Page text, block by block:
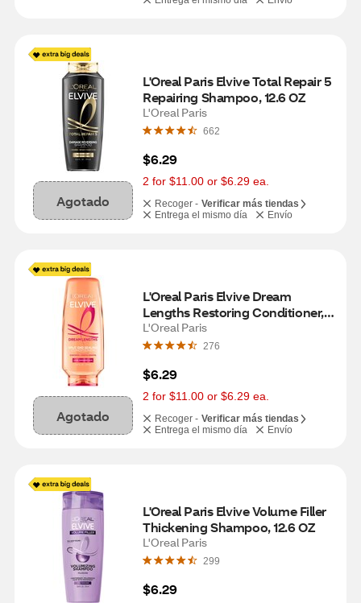
Agotado
L'Oreal Paris Elvive Total Repair 5
Repairing Shampoo, 12.6 OZ
L'Oreal Paris
662
$6.29
2 for $11.00 or $6.29 ea.
Recoger - Verificar más tiendas
Entrega el mismo día
Envío
Agotado
L'Oreal Paris Elvive Dream
Lengths Restoring Conditioner,
12.6 Ounces
L'Oreal Paris
276
$6.29
2 for $11.00 or $6.29 ea.
Recoger - Verificar más tiendas
Entrega el mismo día
Envío
L'Oreal Paris Elvive Volume Filler
Thickening Shampoo, 12.6 OZ
L'Oreal Paris
299
$6.29